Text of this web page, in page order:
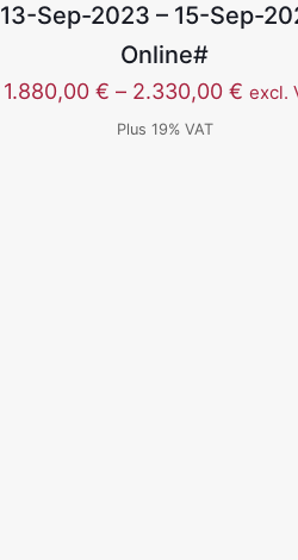
13-Sep-2023 – 15-Sep-
Online#
1.880,00 € – 2.330,00 €价
excl.
Plus 19% VAT